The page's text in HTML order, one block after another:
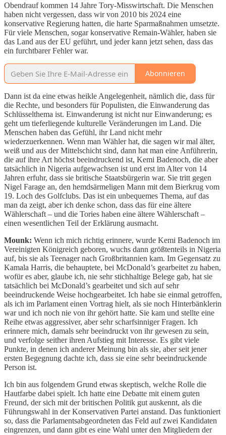
Obendrauf kommen 14 Jahre Tory-Misswirtschaft. Die Menschen
haben nicht vergessen, dass wir von 2010 bis 2024 eine
konservative Regierung hatten, die harte Sparmaßnahmen umsetzte.
Für viele Menschen, sogar konservative Remain-Wähler, haben sie
das Land aus der EU geführt, und jeder kann jetzt sehen, dass das
ein furchtbarer Fehler war.
Abonnieren
Dann ist da eine etwas heikle Angelegenheit, nämlich die, dass für
die Rechte, und besonders für Populisten, die Einwanderung das
Schlüsselthema ist. Einwanderung ist nicht nur Einwanderung; es
geht um tieferliegende kulturelle Veränderungen im Land. Die
Menschen haben das Gefühl, ihr Land nicht mehr
wiederzuerkennen. Wenn man Wähler hat, die sagen wir mal älter,
weiß und aus der Mittelschicht sind, dann hat man eine Anführerin,
die auf ihre Art höchst beeindruckend ist, Kemi Badenoch, die aber
tatsächlich in Nigeria aufgewachsen ist und erst im Alter von 14
Jahren erfuhr, dass sie britische Staatsbürgerin war. Sie tritt gegen
Nigel Farage an, den hemdsärmeligen Mann mit dem Bierkrug vom
19. Loch des Golfclubs. Das ist ein unbequemes Thema, auf das
man da zeigt, aber ich denke schon, dass das für eine ältere
Wählerschaft – und die Tories haben eine ältere Wählerschaft –
einen wesentlichen Teil der Erklärung ausmacht.
Mounk: Wenn ich mich richtig erinnere, wurde Kemi Badenoch im
Vereinigten Königreich geboren, wuchs dann größtenteils in Nigeria
auf, bis sie als Teenager nach Großbritannien kam. Im Gegensatz zu
Kamala Harris, die behauptete, bei McDonald’s gearbeitet zu haben,
wofür es aber, glaube ich, nie sehr stichhaltige Belege gab, hat sie
tatsächlich bei McDonald’s gearbeitet und sich auf sehr
beeindruckende Weise hochgearbeitet. Ich habe sie einmal getroffen,
als ich im Parlament einen Vortrag hielt, als sie noch Hinterbänklerin
war und ich noch nie von ihr gehört hatte. Sie kam und stellte eine
Reihe etwas aggressiver, aber sehr scharfsinniger Fragen. Ich
erinnere mich, damals sehr beeindruckt von ihr gewesen zu sein,
und verfolge seither ihren Aufstieg mit Interesse. Es gibt viele
Punkte, in denen ich anderer Meinung bin als sie, aber seit jener
ersten Begegnung dachte ich, dass sie eine sehr beeindruckende
Person ist.
Ich bin aus folgendem Grund etwas skeptisch, welche Rolle die
Hautfarbe dabei spielt. Ich hatte eine Debatte mit einem guten
Freund, der sich mit der britischen Politik gut auskennt, als die
Führungswahl in der Konservativen Partei anstand. Das funktioniert
so, dass die Parlamentsabgeordneten das Feld auf zwei Kandidaten
eingrenzen, und dann gibt es eine Wahl unter den Mitgliedern der